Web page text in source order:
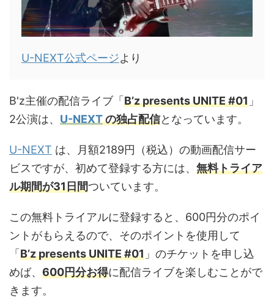
U-NEXT公式ページより
B'z主催の配信ライブ「 B’z presents UNITE #01 」
2公演は、 U-NEXTの独占配信となっています。
U-NEXT は、月額2189円（税込）の動画配信サー
ビスですが、初めて登録する方には、 無料トライア
ル期間が31日間ついています。
この無料トライアルに登録すると、600円分のポイ
ントがもらえるので、そのポイントを使用して
「 B’z presents UNITE #01 」のチケットを申し込
めば、 600円分お得に配信ライブを楽しむことがで
きます。